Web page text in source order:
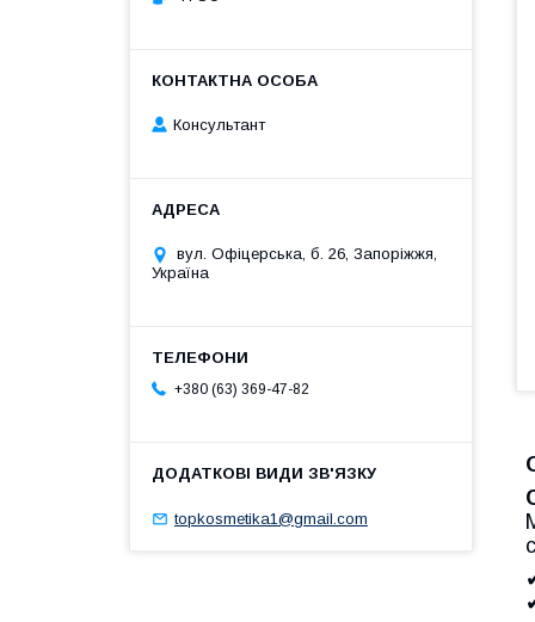
Консультант
вул. Офіцерська, б. 26, Запоріжжя,
Україна
+380 (63) 369-47-82
topkosmetika1@gmail.com